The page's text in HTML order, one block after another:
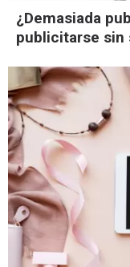
¿Demasiada
publicitarse sin